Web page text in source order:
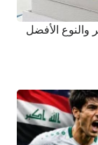
والنوع الأفضل